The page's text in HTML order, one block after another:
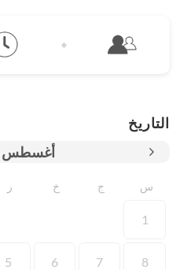
التاريخ
أغسطس
ر خ ج س
1
5 6 7 8